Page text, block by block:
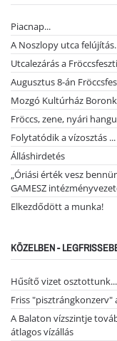
Piacnap...
A Noszlopy utca
Utcalezárás a
Augusztus 8-án
Mozgó Kultúrház
Fröccs, zene, nyári
Folytatódik a vízosztás ...
Álláshirdetés
„Óriási érték vesz
GAMESZ
Elkezdődött a munka!
KÖZELBEN -
Hűsítő vizet osztottunk...
Friss "pisztrángkonzerv"
A Balaton vízszintje
átlagos vízállás